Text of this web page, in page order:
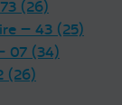
(26)
— 43 (25)
07 (34)
(26)